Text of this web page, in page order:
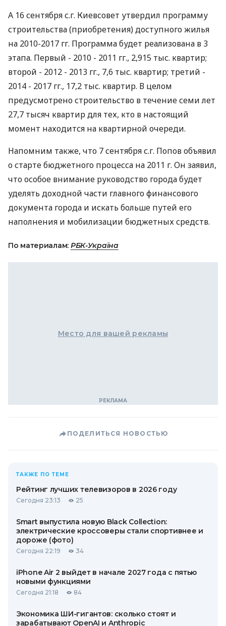
А 16 сентября с.г. Киевсовет утвердил программу
строительства (приобретения) доступного жилья
на 2010-2017 гг. Программа будет реализована в 3
этапа. Первый - 2010 - 2011 гг., 2,915 тыс. квартир;
второй - 2012 - 2013 гг., 7,6 тыс. квартир; третий -
2014 - 2017 гг., 17,2 тыс. квартир. В целом
предусмотрено строительство в течение семи лет
27,7 тысяч квартир для тех, кто в настоящий
момент находится на квартирной очереди.
Напомним также, что 7 сентября с.г. Попов объявил
о старте бюджетного процесса на 2011 г. Он заявил,
что особое внимание руководство города будет
уделять доходной части главного финансового
документа города и искать больше путей его
наполнения и мобилизации бюджетных средств.
По материалам: РБК-Україна
Место для вашей рекламы
ПОДЕЛИТЬСЯ НОВОСТЬЮ
ТАКЖЕ ПО ТЕМЕ
Рейтинг лучших телевизоров в 2026 году
Сегодня 23:13 25
Smart выпустила новую Black Collection:
электрические кроссоверы стали спортивнее и
дороже (фото)
Сегодня 22:19 34
iPhone Air 2 выйдет в начале 2027 года с пятью
новыми функциями
Сегодня 21:18 84
Экономика ШИ-гигантов: сколько стоят и
зарабатывают OpenAI и Anthropic